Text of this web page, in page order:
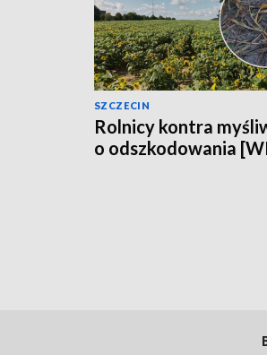
SZCZECIN
Rolnicy kontra
o odszkodowania